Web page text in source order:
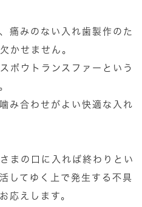
痛みのない入れ歯製作のた
かせません。
ボウトランスファーという
み合わせがよい快適な入れ
まの口に入れば終わりとい
してゆく上で発生する不具
応えします。